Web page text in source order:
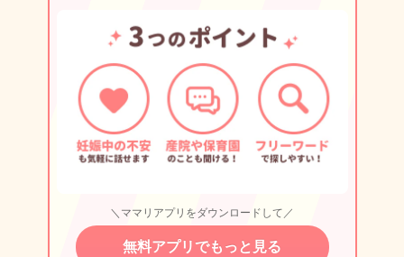
＼ママリアプリをダウンロードして／
無料アプリでもっと見る